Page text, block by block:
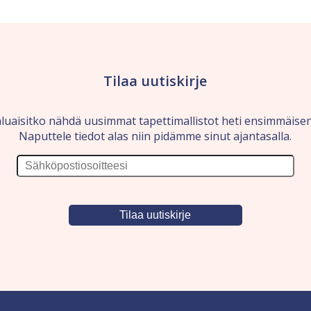
Tilaa uutiskirje
nähdä uusimmat tapettimallistot heti
Naputtele tiedot alas niin pidämme sinut ajantasalla.